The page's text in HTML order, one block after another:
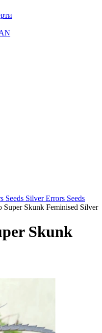
Seeds SilverErrors Seeds
Super Skunk Feminised Silver
Skunk